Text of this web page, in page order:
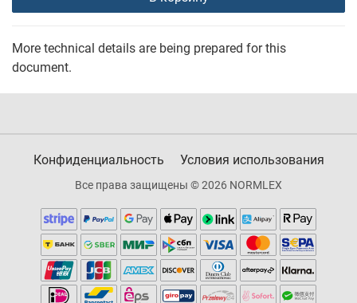
More technical details are being prepared for this
document.
Конфиденциальность Условия использования
Все права защищены © 2026 NORMLEX